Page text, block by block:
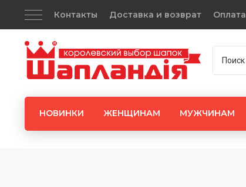
Контакты Доставка и возврат Оплата
НОВИНКИ ЖЕНЩИНАМ МУЖЧИНАМ